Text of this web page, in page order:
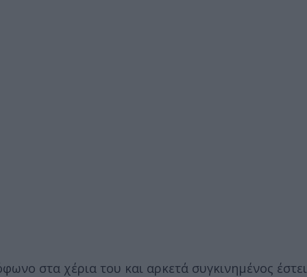
στα χέρια του και αρκετά συγκινημένος